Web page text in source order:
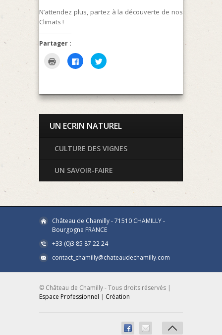
N’attendez plus, partez à la découverte de nos
Climats !
Partager :
Cliquer
pour
imprimer(ouvre
fenêtre)
Cliquez
pour
partager
une
nouvelle
Cliquez
pour
une
nouvelle
UN ECRIN NATUREL
CULTURE DES VIGNES
UN SAVOIR-FAIRE
Château de Chamilly - 71510 CHAMILLY -
Bourgogne FRANCE
+33 (0)3 85 87 22 24
contact_chamilly@chateaudechamilly.com
© Château de Chamilly - Tous droits réservés |
Espace Professionnel | Création